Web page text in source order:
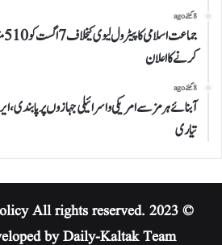
8 گھنٹے ago
کرنے کا اعلان
8 گھنٹے ago
آبنائے ہرمز سے امریکی و اسرائیلی جہازوں پر
تیاری
© 2023 Jano.PK
All rights reserved.
by Daily-Kaltak Team